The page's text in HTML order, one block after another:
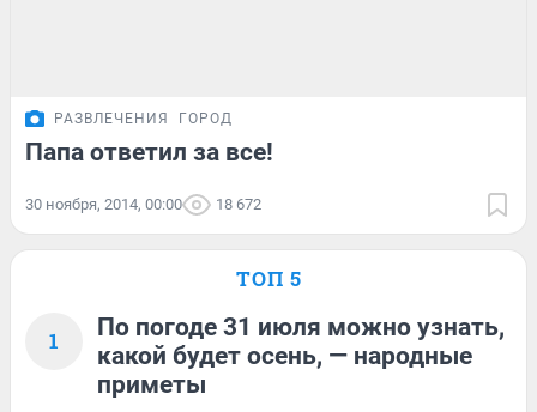
РАЗВЛЕЧЕНИЯ ГОРОД
Папа ответил за все!
30 ноября, 2014, 00:00 18 672
ТОП 5
1
По погоде 31 июля можно узнать,
какой будет осень, — народные
приметы